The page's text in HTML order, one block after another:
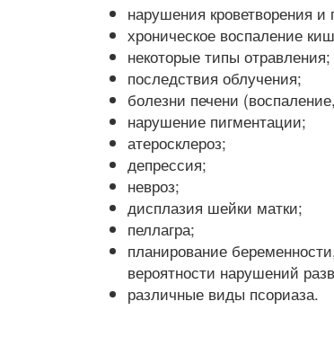
нарушения кроветворения и
хроническое воспаление
некоторые типы отравления;
последствия облучения;
болезни печени
нарушение пигментации;
атеросклероз;
депрессия;
невроз;
дисплазия шейки матки;
пеллагра;
планирование
вероятности нарушений
различные виды псориаза.